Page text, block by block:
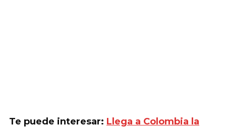
Te puede interesar: Llega a Colombia la